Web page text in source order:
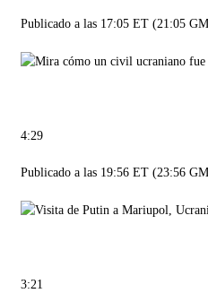
Publicado a las 17:05 ET (21:05
4:29
Publicado a las 19:56 ET (23:56
3:21